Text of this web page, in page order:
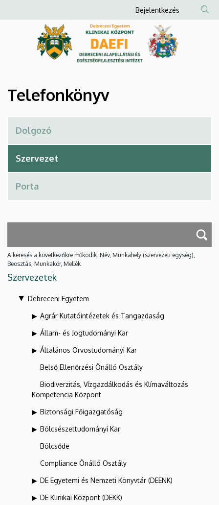
Debreceni
és
Egészségfejlesztési
Intézet
a
Anonim
Felhasználói
fiók
menüje
Bejelentkezés
Telefonkönyv
A keresés a következőkre működik: Név, Munkahely (szervezeti egység),
Beosztás, Munkakör, Mellék
Szervezetek
Debreceni Egyetem
Agrár Kutatóintézetek és Tangazdaság
Állam- és Jogtudományi Kar
Általános Orvostudományi Kar
Belső Ellenőrzési Önálló Osztály
Biodiverzitás, Vízgazdálkodás és Klímaváltozás
Kompetencia Központ
Biztonsági Főigazgatóság
Bölcsészettudományi Kar
Bölcsőde
Compliance Önálló Osztály
DE Egyetemi és Nemzeti Könyvtár (DEENK)
DE Klinikai Központ (DEKK)